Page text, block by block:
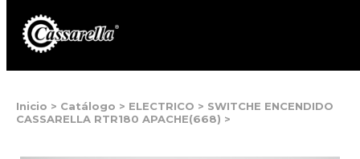
Inicio > Catálogo > ELECTRICO > SWITCHE ENCENDIDO
CASSARELLA RTR180 APACHE(668) >